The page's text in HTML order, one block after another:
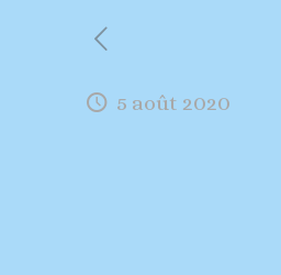
5 août 2020